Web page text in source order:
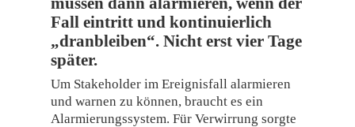
Fall eintritt und kontinuierlich
„dranbleiben“. Nicht erst vier Tage
später.
Um Stakeholder im Ereignisfall alarmieren
und warnen zu können, braucht es ein
Alarmierungssystem. Für Verwirrung sorgte